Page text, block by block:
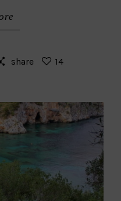
share 14